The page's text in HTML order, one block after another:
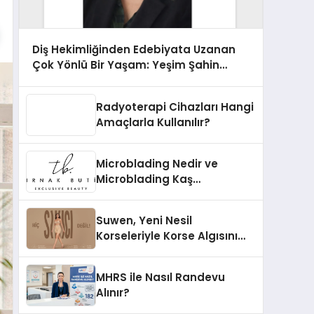
Diş Hekimliğinden Edebiyata Uzanan
Çok Yönlü Bir Yaşam: Yeşim Şahin
Radyoterapi Cihazları Hangi
Amaçlarla Kullanılır?
Microblading Nedir ve
Microblading Kaş
Suwen, Yeni Nesil
Korseleriyle Korse Algısını
MHRS ile Nasıl Randevu
Alınır?